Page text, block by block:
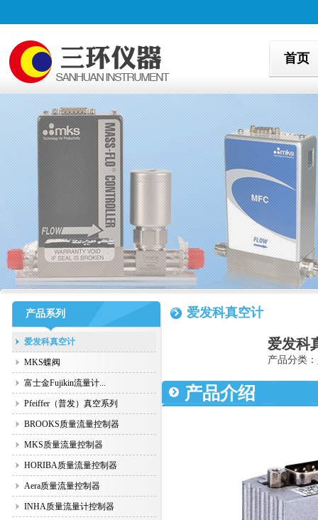
首页
产品系列
爱发科真空计
MKS蝶阀
富士金Fujikin流量计...
Pfeiffer（普发）真空系列
BROOKS质量流量控制器
MKS质量流量控制器
HORIBA质量流量控制器
Aera质量流量控制器
INHA质量流量计控制器
爱发科真空计
爱发科
产品分类：
产品介绍